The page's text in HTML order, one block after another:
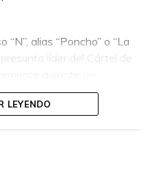
alias “Poncho” o “La
líder del Cártel de
por la Secretaría
recompensa de hasta
LEYENDO